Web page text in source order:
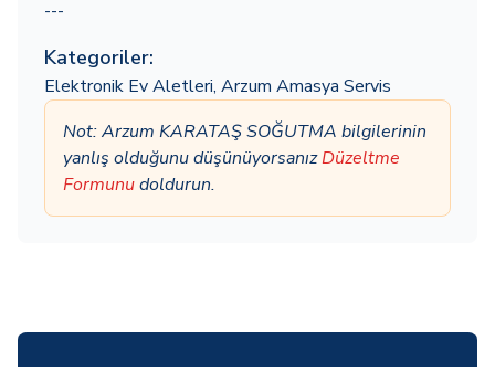
---
Kategoriler:
Elektronik Ev Aletleri, Arzum Amasya Servis
Not: Arzum KARATAŞ SOĞUTMA bilgilerinin
yanlış olduğunu düşünüyorsanızDüzeltme
Formunudoldurun.